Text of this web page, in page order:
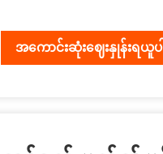
အကောင်းဆုံးဈေးနှုန်းရယူပါ